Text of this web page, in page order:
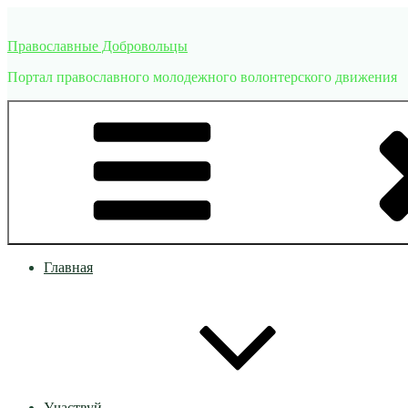
содержимому
Православные Добровольцы
Портал православного молодежного волонтерского движения
Главная